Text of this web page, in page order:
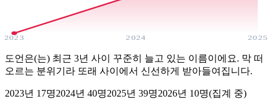
2023 2024 2025
도언은(는) 최근 3년 사이 꾸준히 늘고 있는 이름이에요. 막 떠
오르는 분위기라 또래 사이에서 신선하게 받아들여집니다.
2023년 17명2024년 40명2025년 39명2026년 10명(집계 중)